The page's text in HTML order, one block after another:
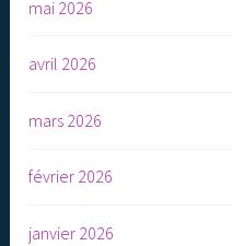
mai 2026
avril 2026
mars 2026
février 2026
janvier 2026